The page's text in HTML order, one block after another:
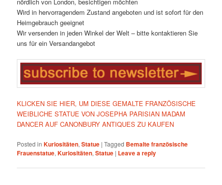
nördlich von London, besichtigen möchten
Wird in hervorragendem Zustand angeboten und ist sofort für den
Heimgebrauch geeignet
Wir versenden in jeden Winkel der Welt – bitte kontaktieren Sie
uns für ein Versandangebot
KLICKEN SIE HIER, UM DIESE GEMALTE FRANZÖSISCHE
WEIBLICHE STATUE VON JOSEPHA PARISIAN MADAM
DANCER AUF CANONBURY ANTIQUES ZU KAUFEN
Posted in Kuriositäten,Statue |Tagged Bemalte französische
Frauenstatue,Kuriositäten,Statue | Leave a reply